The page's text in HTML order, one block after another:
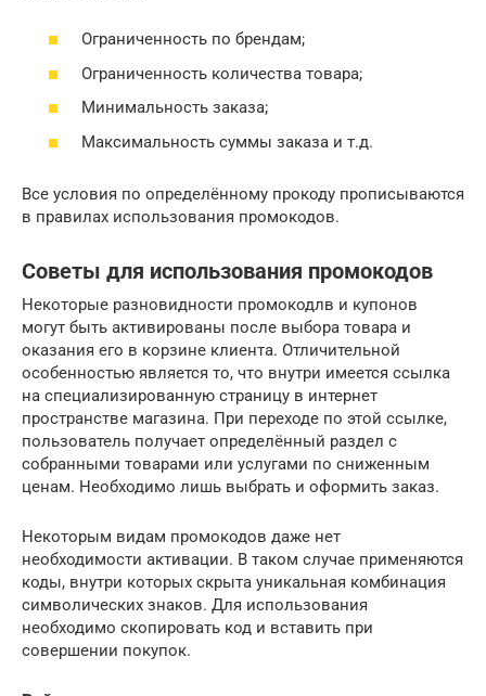
Ограниченность по брендам;
Ограниченность количества товара;
Минимальность заказа;
Максимальность суммы заказа и т.д.
Все условия по определённому прокоду прописываются
в правилах использования промокодов.
Советы для использования промокодов
Некоторые разновидности промокодлв и купонов
могут быть активированы после выбора товара и
оказания его в корзине клиента. Отличительной
особенностью является то, что внутри имеется ссылка
на специализированную страницу в интернет
пространстве магазина. При переходе по этой ссылке,
пользователь получает определённый раздел с
собранными товарами или услугами по сниженным
ценам. Необходимо лишь выбрать и оформить заказ.
Некоторым видам промокодов даже нет
необходимости активации. В таком случае применяются
коды, внутри которых скрыта уникальная комбинация
символических знаков. Для использования
необходимо скопировать код и вставить при
совершении покупок.